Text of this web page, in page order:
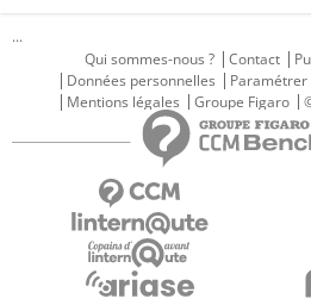
...
Qui sommes-nous ?
Contact
Données personnelles
Paramétrer
Mentions légales
Groupe Figaro